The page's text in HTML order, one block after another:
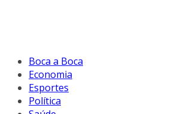
Boca a Boca
Economia
Esportes
Política